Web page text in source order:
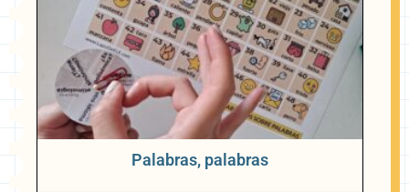
Palabras, palabras